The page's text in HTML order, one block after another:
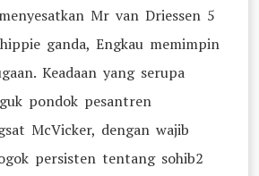
Mr van Driessen 5
ganda, Engkau memimpin
Keadaan yang serupa
pondok pesantren
McVicker, dengan wajib
persisten tentang sohib2